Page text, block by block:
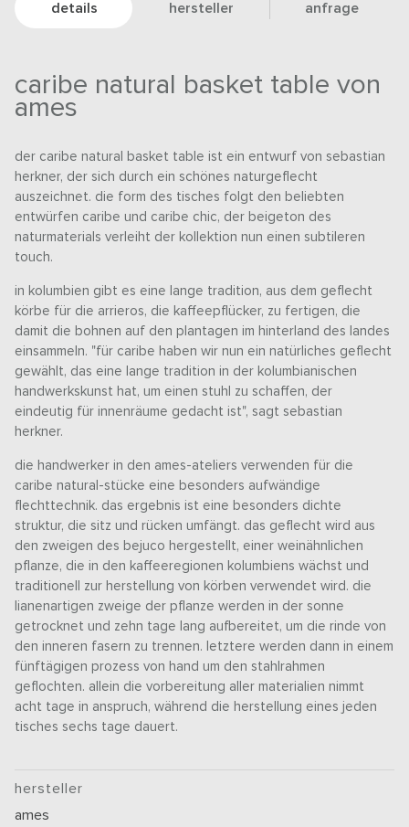
details hersteller anfrage
caribe natural basket table von
ames
der caribe natural basket table ist ein entwurf von sebastian
herkner, der sich durch ein schönes naturgeflecht
auszeichnet. die form des tisches folgt den beliebten
entwürfen caribe und caribe chic, der beigeton des
naturmaterials verleiht der kollektion nun einen subtileren
touch.
in kolumbien gibt es eine lange tradition, aus dem geflecht
körbe für die arrieros, die kaffeepflücker, zu fertigen, die
damit die bohnen auf den plantagen im hinterland des landes
einsammeln. "für caribe haben wir nun ein natürliches geflecht
gewählt, das eine lange tradition in der kolumbianischen
handwerkskunst hat, um einen stuhl zu schaffen, der
eindeutig für innenräume gedacht ist", sagt sebastian
herkner.
die handwerker in den ames-ateliers verwenden für die
caribe natural-stücke eine besonders aufwändige
flechttechnik. das ergebnis ist eine besonders dichte
struktur, die sitz und rücken umfängt. das geflecht wird aus
den zweigen des bejuco hergestellt, einer weinähnlichen
pflanze, die in den kaffeeregionen kolumbiens wächst und
traditionell zur herstellung von körben verwendet wird. die
lianenartigen zweige der pflanze werden in der sonne
getrocknet und zehn tage lang aufbereitet, um die rinde von
den inneren fasern zu trennen. letztere werden dann in einem
fünftägigen prozess von hand um den stahlrahmen
geflochten. allein die vorbereitung aller materialien nimmt
acht tage in anspruch, während die herstellung eines jeden
tisches sechs tage dauert.
hersteller
ames